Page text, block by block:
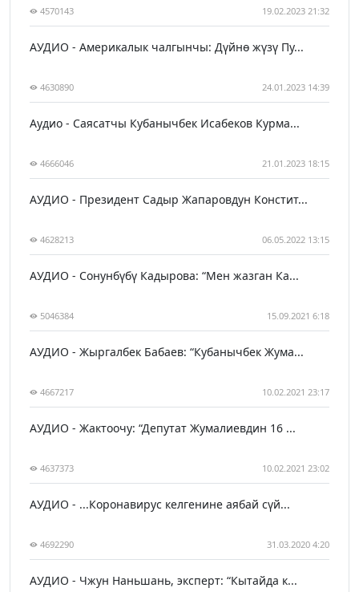
4570143 19.02.2023 21:32
АУДИО - Америкалык чалгынчы: Дүйнө жүзү Пу...
4630890 24.01.2023 14:39
Аудио - Саясатчы Кубанычбек Исабеков Курма...
4666046 21.01.2023 18:15
АУДИО - Президент Садыр Жапаровдун Констит...
4628213 06.05.2022 13:15
АУДИО - Сонунбүбү Кадырова: “Мен жазган Ка...
5046384 15.09.2021 6:18
АУДИО - Жыргалбек Бабаев: “Кубанычбек Жума...
4667217 10.02.2021 23:17
АУДИО - Жактоочу: “Депутат Жумалиевдин 16 ...
4637373 10.02.2021 23:02
АУДИО - ...Коронавирус келгенине аябай сүй...
4692290 31.03.2020 4:20
АУДИО - Чжун Наньшань, эксперт: “Кытайда к...